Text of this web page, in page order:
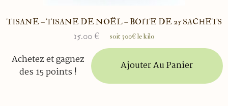
TISANE – TISANE DE NOËL – BOITE DE 25 SACHETS
15.00 € soit 300€ le kilo
Achetez et gagnez
des 15 points !
Ajouter Au Panier